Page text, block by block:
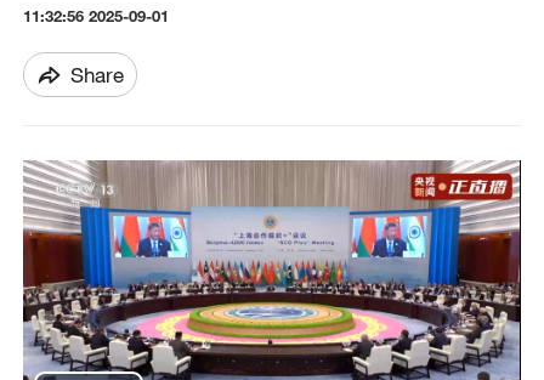
11:32:56 2025-09-01
Share